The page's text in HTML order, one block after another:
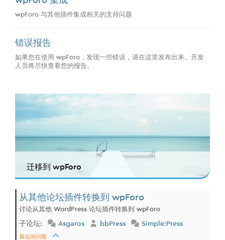
wpForo 与其他插件集成相关的支持问题
错误报告
如果您在使用 wpForo，发现一些错误，请在这里发布出来。开发
人员将尽快查看您的报告。
迁移到 wpForo
从其他论坛插件转换到 wpForo
讨论从其他 WordPress 论坛插件转换到 wpForo
子论坛: Asgaros bbPress Simple:Press
最近的问题